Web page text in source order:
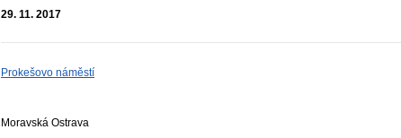
29. 11. 2017
Prokešovo náměstí
Moravská Ostrava